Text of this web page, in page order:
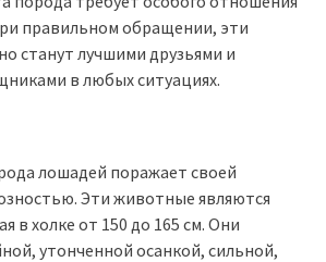
правильном обращении, эти
станут лучшими друзьями и
в любых ситуациях.
лошадей поражает своей
Эти животные являются
в холке от 150 до 165 см. Они
утонченной осанкой, сильной,